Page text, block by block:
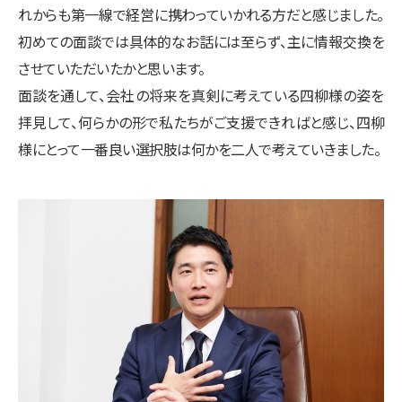
れからも第一線で経営に携わっていかれる方だと感じました。
初めての面談では具体的なお話には至らず、主に情報交換を
させていただいたかと思います。
面談を通して、会社の将来を真剣に考えている四柳様の姿を
拝見して、何らかの形で私たちがご支援できればと感じ、四柳
様にとって一番良い選択肢は何かを二人で考えていきました。